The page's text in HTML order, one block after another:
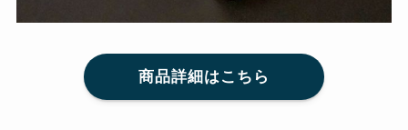
商品詳細はこちら